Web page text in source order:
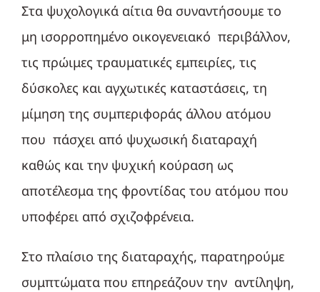
Στα ψυχολογικά αίτια θα συναντήσουμε το
μη ισορροπημένο οικογενειακό περιβάλλον,
τις πρώιμες τραυματικές εμπειρίες, τις
δύσκολες και αγχωτικές καταστάσεις, τη
μίμηση της συμπεριφοράς άλλου ατόμου
που πάσχει από ψυχωσική διαταραχή
καθώς και την ψυχική κούραση ως
αποτέλεσμα της φροντίδας του ατόμου που
υποφέρει από σχιζοφρένεια.
Στο πλαίσιο της διαταραχής, παρατηρούμε
συμπτώματα που επηρεάζουν την αντίληψη,